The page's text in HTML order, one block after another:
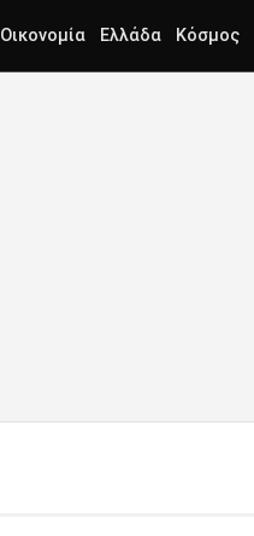
Οικονομία Ελλάδα Κόσμος